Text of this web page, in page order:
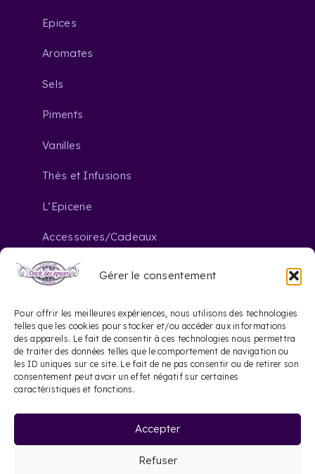
Gérer le consentement
Pour offrir les meilleures expériences, nous utilisons des technologies
telles que les cookies pour stocker et/ou accéder aux informations
des appareils. Le fait de consentir à ces technologies nous permettra
de traiter des données telles que le comportement de navigation ou
les ID uniques sur ce site. Le fait de ne pas consentir ou de retirer son
consentement peut avoir un effet négatif sur certaines
caractéristiques et fonctions.
Accepter
Refuser
Epices
Aromates
Sels
Piments
Vanilles
Thés et Infusions
L’Epicerie
Accessoires/Cadeaux
Nous contacter
mail_outline contact@dockdesepices.com
phone 05 56 44 41 57